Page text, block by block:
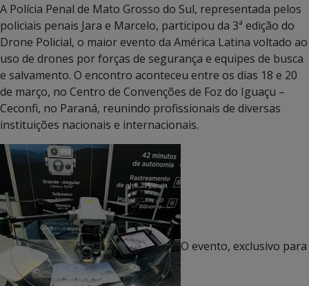
A Polícia Penal de Mato Grosso do Sul, representada pelos
policiais penais Jara e Marcelo, participou da 3ª edição do
Drone Policial, o maior evento da América Latina voltado ao
uso de drones por forças de segurança e equipes de busca
e salvamento. O encontro aconteceu entre os dias 18 e 20
de março, no Centro de Convenções de Foz do Iguaçu –
Ceconfi, no Paraná, reunindo profissionais de diversas
instituições nacionais e internacionais.
O evento, exclusivo para